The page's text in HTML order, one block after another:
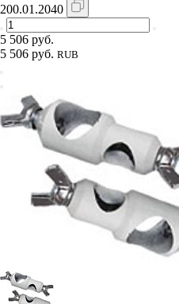
200.01.2040
5 506 руб.
5 506 руб. RUB